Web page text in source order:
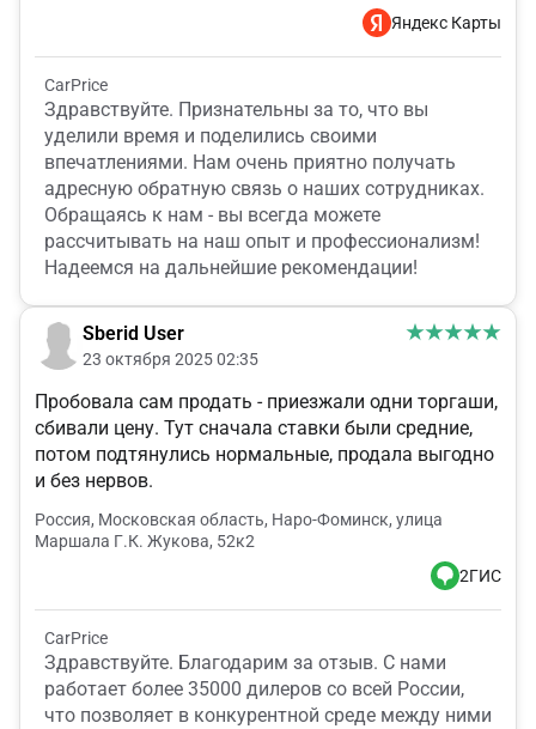
Яндекс Карты
CarPrice
Здравствуйте. Признательны за то, что вы
уделили время и поделились своими
впечатлениями. Нам очень приятно получать
адресную обратную связь о наших сотрудниках.
Обращаясь к нам - вы всегда можете
рассчитывать на наш опыт и профессионализм!
Надеемся на дальнейшие рекомендации!
Sberid User
23 октября 2025 02:35
Пробовала сам продать - приезжали одни торгаши,
сбивали цену. Тут сначала ставки были средние,
потом подтянулись нормальные, продала выгодно
и без нервов.
Россия, Московская область, Наро-Фоминск, улица
Маршала Г.К. Жукова, 52к2
2ГИС
CarPrice
Здравствуйте. Благодарим за отзыв. С нами
работает более 35000 дилеров со всей России,
что позволяет в конкурентной среде между ними